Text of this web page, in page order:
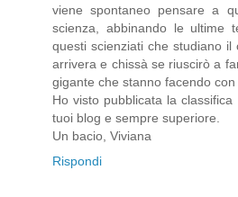
viene spontaneo pensare a
scienza, abbinando le ultime
questi scienziati che studiano
arrivera e chissà se riuscirò a
gigante che stanno facendo con
Ho visto pubblicata la
tuoi blog e sempre superiore.
Un bacio, Viviana
Rispondi